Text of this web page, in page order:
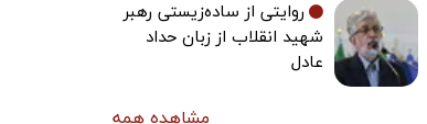
روایتی از ساده‌زیستی رهبر
شهید انقلاب از زبان حداد
عادل
مشاهده همه